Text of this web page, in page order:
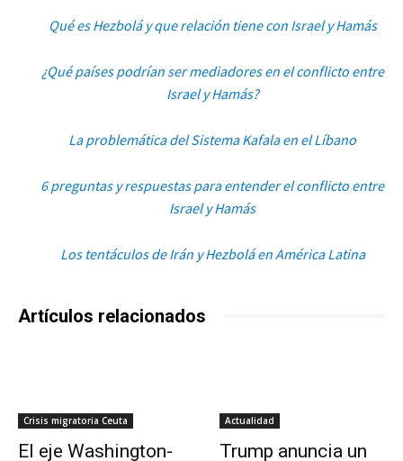
Qué es Hezbolá y que relación tiene con Israel y Hamás
¿Qué países podrían ser mediadores en el conflicto entre
Israel y Hamás?
La problemática del Sistema Kafala en el Líbano
6 preguntas y respuestas para entender el conflicto entre
Israel y Hamás
Los tentáculos de Irán y Hezbolá en América Latina
Artículos relacionados
Crisis migratoria Ceuta
El eje Washington-
Actualidad
Trump anuncia un